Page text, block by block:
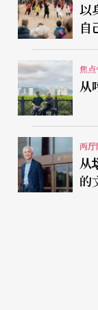
以
自
焦
从
两
从
的